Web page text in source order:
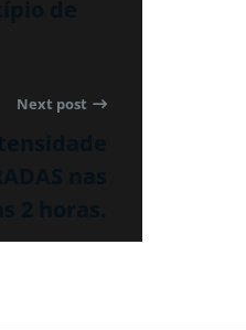
Next post